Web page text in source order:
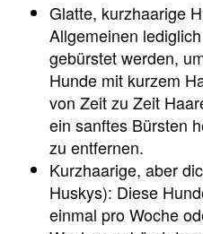
Glatte, kurzhaarige
Allgemeinen
gebürstet werden,
Hunde mit kurzem
von Zeit zu Zeit
ein sanftes Bürsten
zu entfernen.
Kurzhaarige, aber
Huskys): Diese
einmal pro Woche